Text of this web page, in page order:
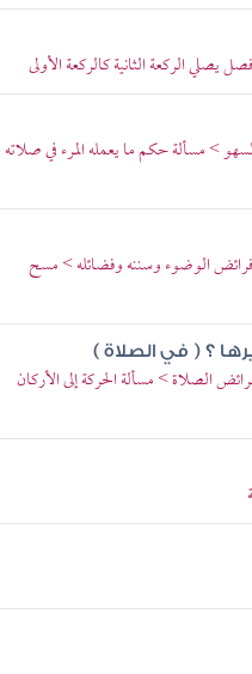
الركعة الثانية كالركعة الأولى
> مسألة حكم ما يعمله المرء في صلاته
الوضوء وسننه وفضائله > مسح
؟ ( في الصلاة )
الصلاة > مسألة الحركة إلى الأركان